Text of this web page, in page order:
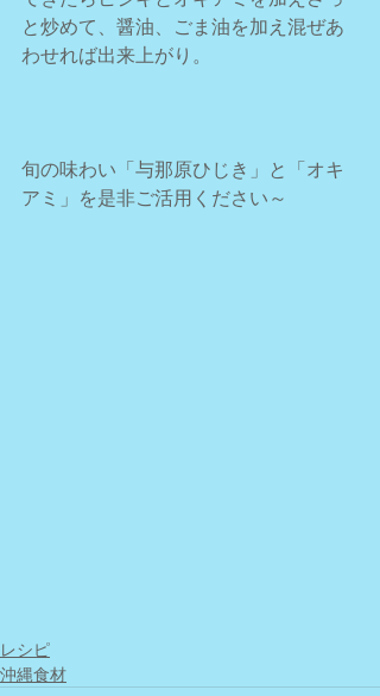
と炒めて、醤油、ごま油を加え混ぜあ
わせれば出来上がり。
旬の味わい「与那原ひじき」と「オキ
アミ」を是非ご活用ください～
レシピ
沖縄食材